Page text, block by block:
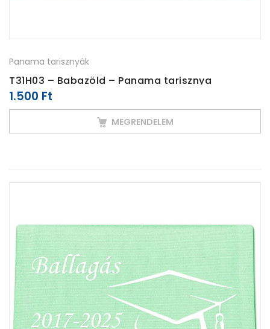
Panama tarisznyák
T31H03 – Babazöld – Panama tarisznya
1.500 Ft
MEGRENDELEM